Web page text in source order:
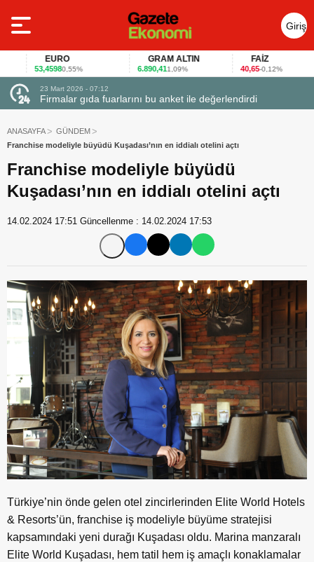
Giriş
Yap
EURO
53,45980,55%
GRAM ALTIN
6.890,411,09% -0,12%
23 Mart 2026 - 07:12
Firmalar gıda fuarlarını bu anket ile değerlendirdi
ANASAYFA
GÜNDEM
Franchise modeliyle büyüdü Kuşadası’nın en iddialı otelini açtı
Franchise modeliyle büyüdü
Kuşadası’nın en iddialı otelini açtı
14.02.2024 17:51 Güncellenme : 14.02.2024 17:53
Türkiye’nin önde gelen otel zincirlerinden Elite World Hotels
& Resorts’ün, franchise iş modeliyle büyüme stratejisi
kapsamındaki yeni durağı Kuşadası oldu. Marina manzaralı
Elite World Kuşadası, hem tatil hem iş amaçlı konaklamalar